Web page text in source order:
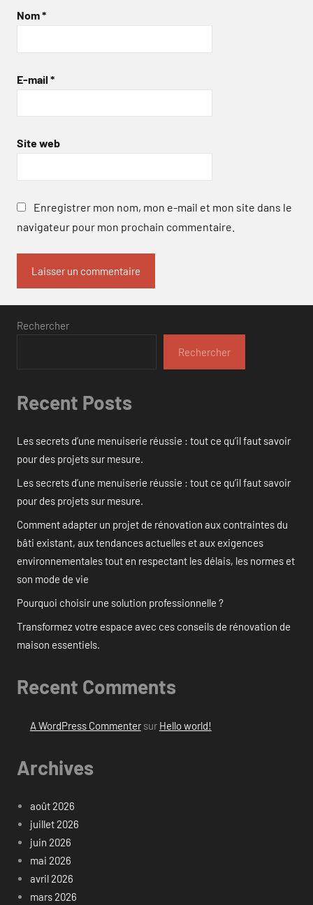
Nom*
E-mail *
Site web
Enregistrer mon nom, mon e-mail et mon site dans le
navigateur pour mon prochain commentaire.
Rechercher
Rechercher
Recent Posts
Les secrets d’une menuiserie réussie : tout ce qu’il faut savoir
pour des projets sur mesure.
Les secrets d’une menuiserie réussie : tout ce qu’il faut savoir
pour des projets sur mesure.
Comment adapter un projet de rénovation aux contraintes du
bâti existant, aux tendances actuelles et aux exigences
environnementales tout en respectant les délais, les normes et
son mode de vie
Pourquoi choisir une solution professionnelle ?
Transformez votre espace avec ces conseils de rénovation de
maison essentiels.
Recent Comments
A WordPress Commentersur Hello world!
Archives
août 2026
juillet 2026
juin 2026
mai 2026
avril 2026
mars 2026